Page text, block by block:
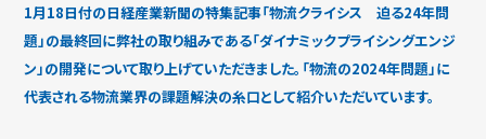
1月18日付の日経産業新聞の特集記事「物流クライシス 迫る24年問
題」の最終回に弊社の取り組みである「ダイナミックプライシングエンジ
ン」の開発について取り上げていただきました。「物流の2024年問題」に
代表される物流業界の課題解決の糸口として紹介いただいています。